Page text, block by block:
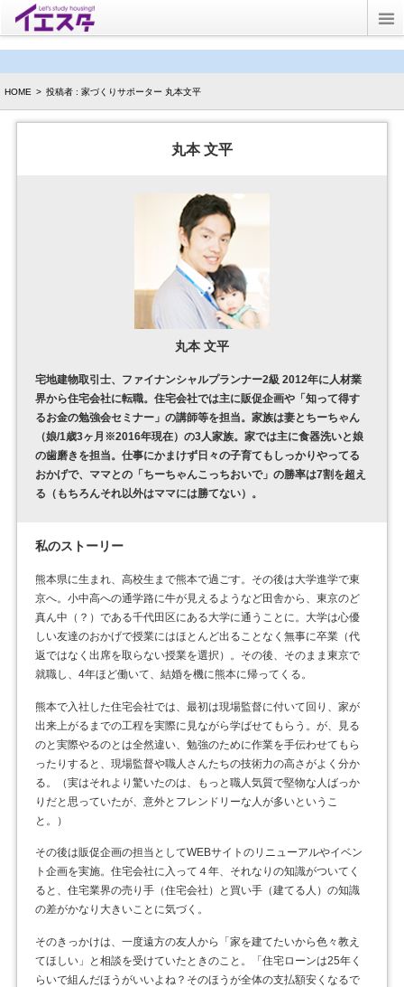
HOME > 投稿者 : 家づくりサポーター 丸本文平
丸本 文平
丸本 文平
宅地建物取引士、ファイナンシャルプランナー2級 2012年に人材業
界から住宅会社に転職。住宅会社では主に販促企画や「知って得す
るお金の勉強会セミナー」の講師等を担当。家族は妻とちーちゃん
（娘/1歳3ヶ月※2016年現在）の3人家族。家では主に食器洗いと娘
の歯磨きを担当。仕事にかまけず日々の子育てもしっかりやってる
おかげで、ママとの「ちーちゃんこっちおいで」の勝率は7割を超え
る（もちろんそれ以外はママには勝てない）。
私のストーリー
熊本県に生まれ、高校生まで熊本で過ごす。その後は大学進学で東
京へ。小中高への通学路に牛が見えるようなど田舎から、東京のど
真ん中（？）である千代田区にある大学に通うことに。大学は心優
しい友達のおかげで授業にはほとんど出ることなく無事に卒業（代
返ではなく出席を取らない授業を選択）。その後、そのまま東京で
就職し、4年ほど働いて、結婚を機に熊本に帰ってくる。
熊本で入社した住宅会社では、最初は現場監督に付いて回り、家が
出来上がるまでの工程を実際に見ながら学ばせてもらう。が、見る
のと実際やるのとは全然違い、勉強のために作業を手伝わせてもら
ったりすると、現場監督や職人さんたちの技術力の高さがよく分か
る。（実はそれより驚いたのは、もっと職人気質で堅物な人ばっか
りだと思っていたが、意外とフレンドリーな人が多いというこ
と。）
その後は販促企画の担当としてWEBサイトのリニューアルやイベン
ト企画を実施。住宅会社に入って４年、それなりの知識がついてく
ると、住宅業界の売り手（住宅会社）と買い手（建てる人）の知識
の差がかなり大きいことに気づく。
そのきっかけは、一度遠方の友人から「家を建てたいから色々教え
てほしい」と相談を受けていたときのこと。「住宅ローンは25年く
らいで組んだほうがいいよね？そのほうが全体の支払額安くなるで
ブログ